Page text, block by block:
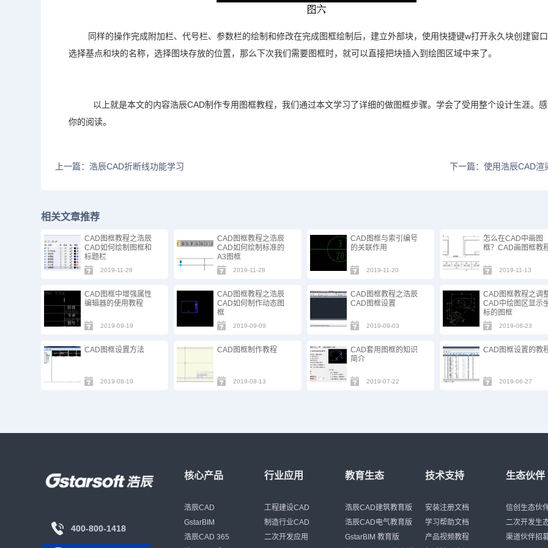
同样的操作完成附加栏、代号栏、参数栏的绘制和修改在完成图框绘制后，建立外部块，使用快捷键w打开永久块创建窗口
选择基点和块的名称，选择图块存放的位置，那么下次我们需要图框时，就可以直接把块插入到绘图区域中来了。
以上就是本文的内容浩辰CAD制作专用图框教程，我们通过本文学习了详细的做图框步骤。学会了受用整个设计生涯。
你的阅读。
上一篇：浩辰CAD折断线功能学习 下一篇：使用浩辰CAD渲
相关文章推荐
CAD图框教程之浩辰
CAD如何绘制图框和
标题栏
2019-11-28
CAD图框教程之浩辰
CAD如何绘制标准的
A3图框
2019-11-28
CAD图框与索引编号
的关联作用
2019-11-20
怎么在CAD中画图
框？CAD画图框教
2019-11-13
CAD图框中增强属性
编辑器的使用教程
2019-09-19
CAD图框教程之浩辰
CAD如何制作动态图
框
2019-09-09
CAD图框教程之浩辰
CAD图框设置
2019-09-03
CAD图框教程之调
CAD中绘图区显示
标的图框
2019-08-23
CAD图框设置方法
2019-08-19
CAD图框制作教程
2019-08-13
CAD套用图框的知识
简介
2019-07-22
CAD图框设置的教
2019-06-27
400-800-1418
核心产品
浩辰CAD
GstarBIM
浩辰CAD 365
行业应用
工程建设CAD
制造行业CAD
二次开发应用
教育生态
浩辰CAD建筑教育版
浩辰CAD电气教育版
GstarBIM 教育版
技术支持
安装注册文档
学习帮助文档
产品视频教程
生态伙伴
信创生态伙
二次开发生
渠道伙伴招